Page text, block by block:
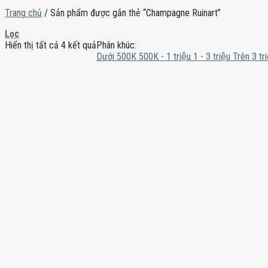
Trang chủ / Sản phẩm được gắn thẻ “Champagne Ruinart”
Lọc
Hiển thị tất cả 4 kết quảPhân khúc:
Dưới 500K 500K - 1 triệu 1 - 3 triệu Trên 3